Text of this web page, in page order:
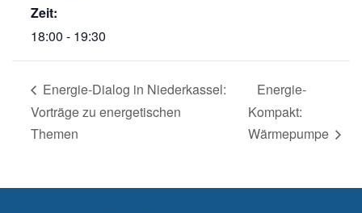
Zeit:
18:00 - 19:30
Energie-Dialog in Niederkassel:
Vorträge zu energetischen
Themen
Energie-
Kompakt:
Wärmepumpe